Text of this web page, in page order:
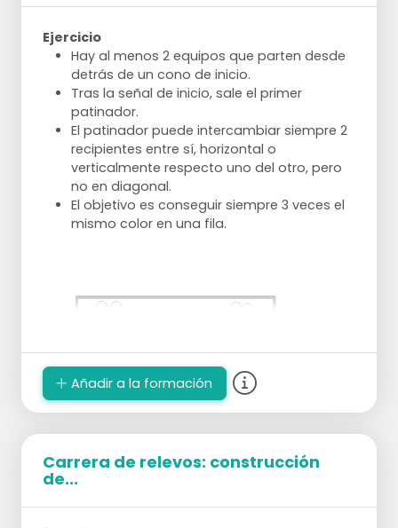
Ejercicio
Hay al menos 2 equipos que parten desde
detrás de un cono de inicio.
Tras la señal de inicio, sale el primer
patinador.
El patinador puede intercambiar siempre 2
recipientes entre sí, horizontal o
verticalmente respecto uno del otro, pero
no en diagonal.
El objetivo es conseguir siempre 3 veces el
mismo color en una fila.
Añadir a la formación
Carrera de relevos: construcción
de...